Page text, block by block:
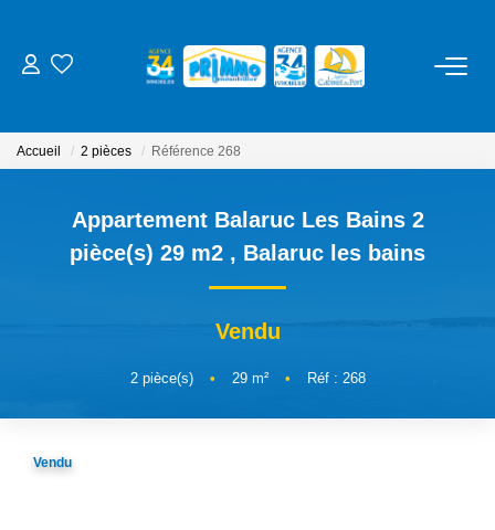
ESTIMER
Accueil 2 pièces Référence 268
Appartement Balaruc Les Bains 2
pièce(s) 29 m2 , Balaruc les bains
Vendu
2pièce(s) • 29m² • Réf : 268
Vendu